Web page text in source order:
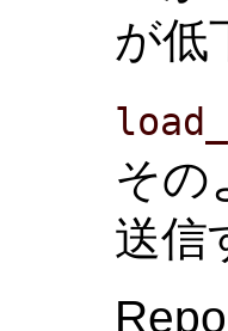
が低
その
送信